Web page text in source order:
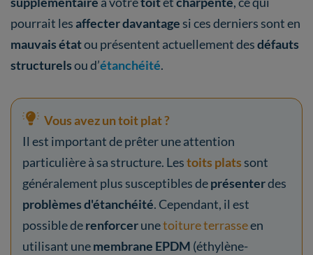
pourrait lesaffecter davantage si ces derniers sont en
mauvais étatou présentent actuellement desdéfauts
structurelsou d’étanchéité.
Vous avez un toit plat ?
Il est important de prêter une attention
particulière à sa structure. Lestoits plats sont
généralement plus susceptibles deprésenterdes
problèmes d'étanchéité. Cependant, il est
possible derenforcerunetoiture terrasseen
utilisant unemembrane EPDM (éthylène-